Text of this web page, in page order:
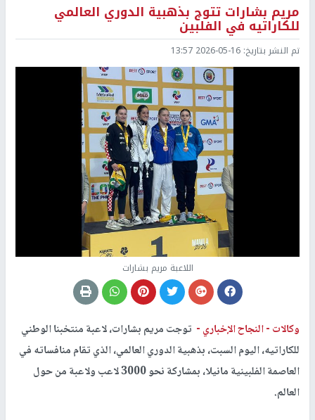
مريم بشارات تتوج بذهبية الدوري العالمي
للكاراتيه في الفلبين
تم النشر بتاريخ: 2026-05-16 13:57
اللاعبة مريم بشارات
وكالات -النجاح الإخباري - توجت مريم بشارات، لاعبة منتخبنا الوطني
للكاراتيه، اليوم السبت، بذهبية الدوري العالمي، الذي تقام منافساته في
العاصمة الفلبينية مانيلا، بمشاركة نحو 3000 لاعب ولاعبة من حول
العالم.